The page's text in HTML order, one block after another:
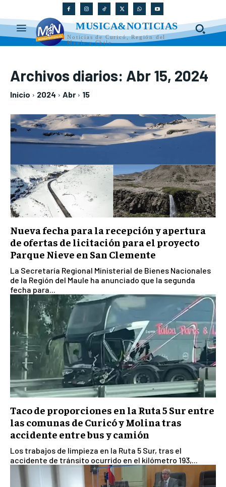
MUSICA&NOTICIAS
Noticias de Curicó, Región del
Maule y Chile
Archivos diarios: Abr 15, 2024
Inicio 2024 Abr 15
Nueva fecha para la recepción y apertura
de ofertas de licitación para el proyecto
Parque Nieve en San Clemente
La Secretaría Regional Ministerial de Bienes Nacionales
de la Región del Maule ha anunciado que la segunda
fecha para...
Taco de proporciones en la Ruta 5 Sur entre
las comunas de Curicó y Molina tras
accidente entre bus y camión
Los trabajos de limpieza en la Ruta 5 Sur, tras el
accidente de tránsito ocurrido en el kilómetro 193,...